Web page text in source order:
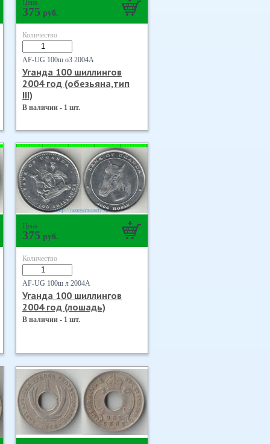
Цена
375 руб.
Количество
AF-UG 100ш о3 2004А
Уганда 100 шиллингов
2004 год (обезьяна,тип
III)
В наличии - 1 шт.
Цена
375 руб.
Количество
AF-UG 100ш л 2004А
Уганда 100 шиллингов
2004 год (лошадь)
В наличии - 1 шт.